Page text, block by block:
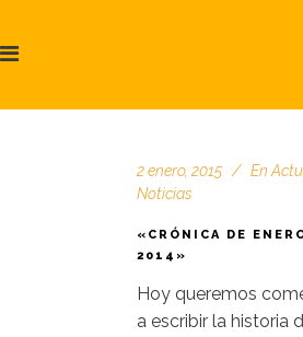
2 enero, 2015 En
Noticias
«CRÓNICA DE
2014»
Hoy queremos
a escribir la historia